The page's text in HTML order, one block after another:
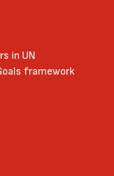
in UN
framework